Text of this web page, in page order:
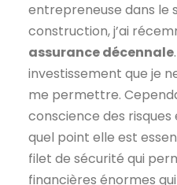
entrepreneuse dans le
construction, j’ai
assurance décennale
investissement que je
me permettre.
conscience des risques
quel point elle est
filet de sécurité qui
financières énormes